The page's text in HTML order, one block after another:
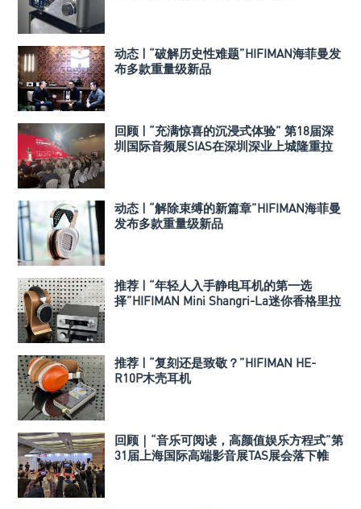
动态 | “破解历史性难题”HIFIMAN海菲曼发
布多款重量级新品
回顾 | “充满惊喜的沉浸式体验” 第18届深
圳国际音频展SIAS在深圳深业上城隆重拉
动态 | “解除束缚的新篇章”HIFIMAN海菲曼
发布多款重量级新品
推荐 | “年轻人入手静电耳机的第一选
择”HIFIMAN Mini Shangri-La迷你香格里拉
推荐 | “复刻还是致敬？”HIFIMAN HE-
R10P木壳耳机
回顾｜“音乐可阅读，高颜值娱乐方程式”第
31届上海国际高端影音展TAS展会落下帷